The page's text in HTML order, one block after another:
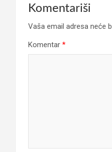
Komentariši
Vaša email adresa neće
Komentar *